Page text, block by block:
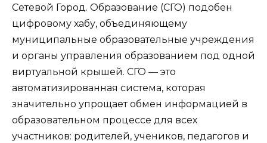
Сетевой Город. Образование (СГО) подобен
цифровому хабу, объединяющему
муниципальные образовательные учреждения
и органы управления образованием под одной
виртуальной крышей. СГО — это
автоматизированная система, которая
значительно упрощает обмен информацией в
образовательном процессе для всех
участников: родителей, учеников, педагогов и